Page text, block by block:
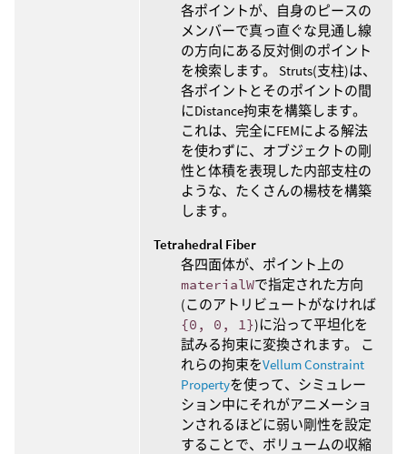
各ポイントが、自身のピースの
メンバーで真っ直ぐな見通し線
の方向にある反対側のポイント
を検索します。 Struts(支柱)は、
各ポイントとそのポイントの間
にDistance拘束を構築します。
これは、完全にFEMによる解法
を使わずに、オブジェクトの剛
性と体積を表現した内部支柱の
ような、たくさんの楊枝を構築
します。
Tetrahedral Fiber
各四面体が、ポイント上の
materialWで指定された方向
(このアトリビュートがなければ
{0, 0, 1})に沿って平坦化を
試みる拘束に変換されます。 こ
れらの拘束をVellum Constraint
Propertyを使って、シミュレー
ション中にそれがアニメーショ
ンされるほどに弱い剛性を設定
することで、ボリュームの収縮